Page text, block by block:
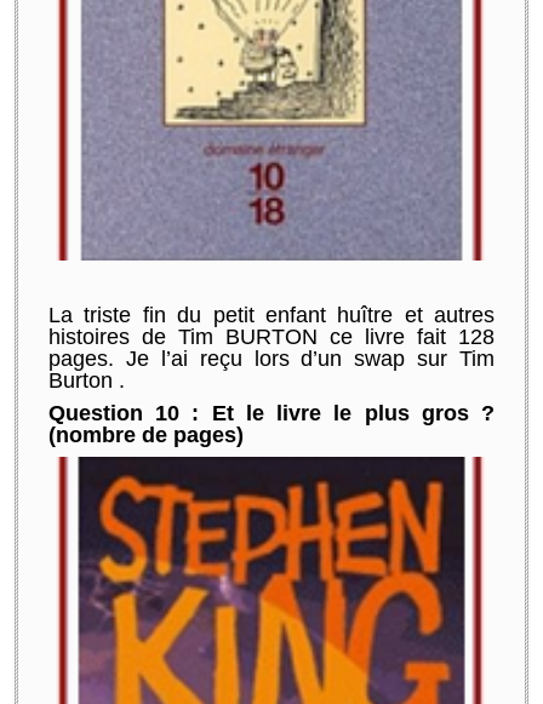
La triste fin du petit enfant huître et autres
histoires de Tim BURTON ce livre fait 128
pages. Je l’ai reçu lors d’un swap sur Tim
Burton .
Question 10 : Et le livre le plus gros ?
(nombre de pages)